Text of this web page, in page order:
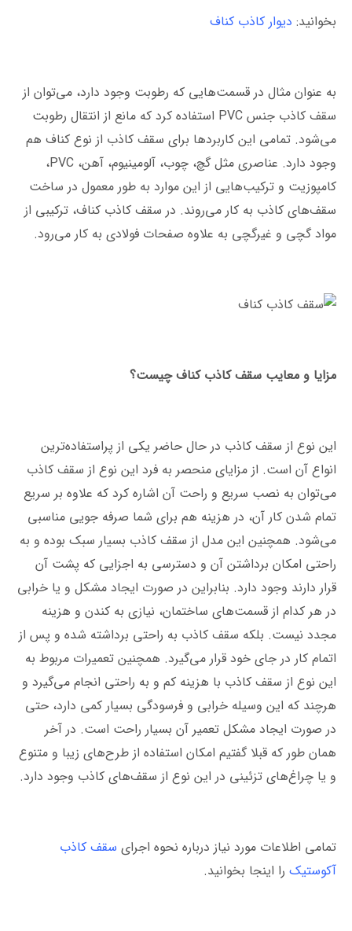
بخوانید: دیوار کاذب کناف
به عنوان مثال در قسمت‌هایی که رطوبت وجود دارد، می‌توان از
سقف کاذب جنس PVC استفاده کرد که مانع از انتقال رطوبت
می‌شود. تمامی این کاربردها برای سقف کاذب از نوع کناف هم
وجود دارد. عناصری مثل گچ، چوب، آلومینیوم، آهن، PVC،
کامپوزیت و ترکیب‌هایی از این موارد به طور معمول در ساخت
سقف‌های کاذب به کار می‌روند. در سقف کاذب کناف، ترکیبی از
مواد گچی و غیرگچی به علاوه صفحات فولادی به کار می‌رود.
مزایا و معایب سقف کاذب کناف چیست؟
این نوع از سقف کاذب در حال حاضر یکی از پراستفاده‌ترین
انواع آن است. از مزایای منحصر به فرد این نوع از سقف کاذب
می‌توان به نصب سریع و راحت آن اشاره کرد که علاوه بر سریع
تمام شدن کار آن، در هزینه هم برای شما صرفه جویی مناسبی
می‌شود. همچنین این مدل از سقف کاذب بسیار سبک بوده و به
راحتی امکان برداشتن آن و دسترسی به اجزایی که پشت آن
قرار دارند وجود دارد. بنابراین در صورت ایجاد مشکل و یا خرابی
در هر کدام از قسمت‌های ساختمان، نیازی به کندن و هزینه
مجدد نیست. بلکه سقف کاذب به راحتی برداشته شده و پس از
اتمام کار در جای خود قرار می‌گیرد. همچنین تعمیرات مربوط به
این نوع از سقف کاذب با هزینه کم و به راحتی انجام می‌گیرد و
هرچند که این وسیله خرابی و فرسودگی بسیار کمی دارد، حتی
در صورت ایجاد مشکل تعمیر آن بسیار راحت است. در آخر
همان طور که قبلا گفتیم امکان استفاده از طرح‌های زیبا و متنوع
و یا چراغ‌های تزئینی در این نوع از سقف‌های کاذب وجود دارد.
تمامی اطلاعات مورد نیاز درباره نحوه اجرای سقف کاذب
آکوستیک را اینجا بخوانید.